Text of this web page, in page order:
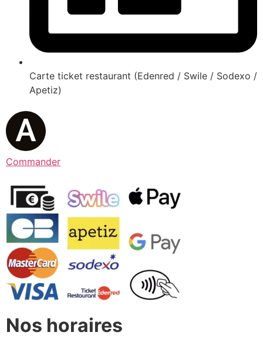
Carte ticket restaurant (Edenred / Swile / Sodexo /
Apetiz)
Commander
Nos horaires